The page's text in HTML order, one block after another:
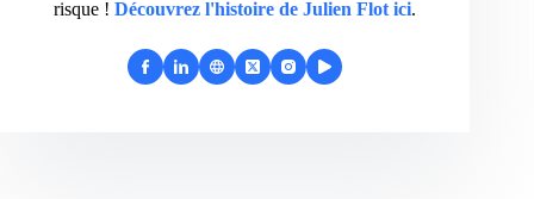
risque ! Découvrez l'histoire de Julien Flot ici.